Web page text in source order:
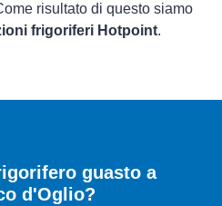
risultato di questo siamo
frigoriferi Hotpoint.
guasto a
d'Oglio?